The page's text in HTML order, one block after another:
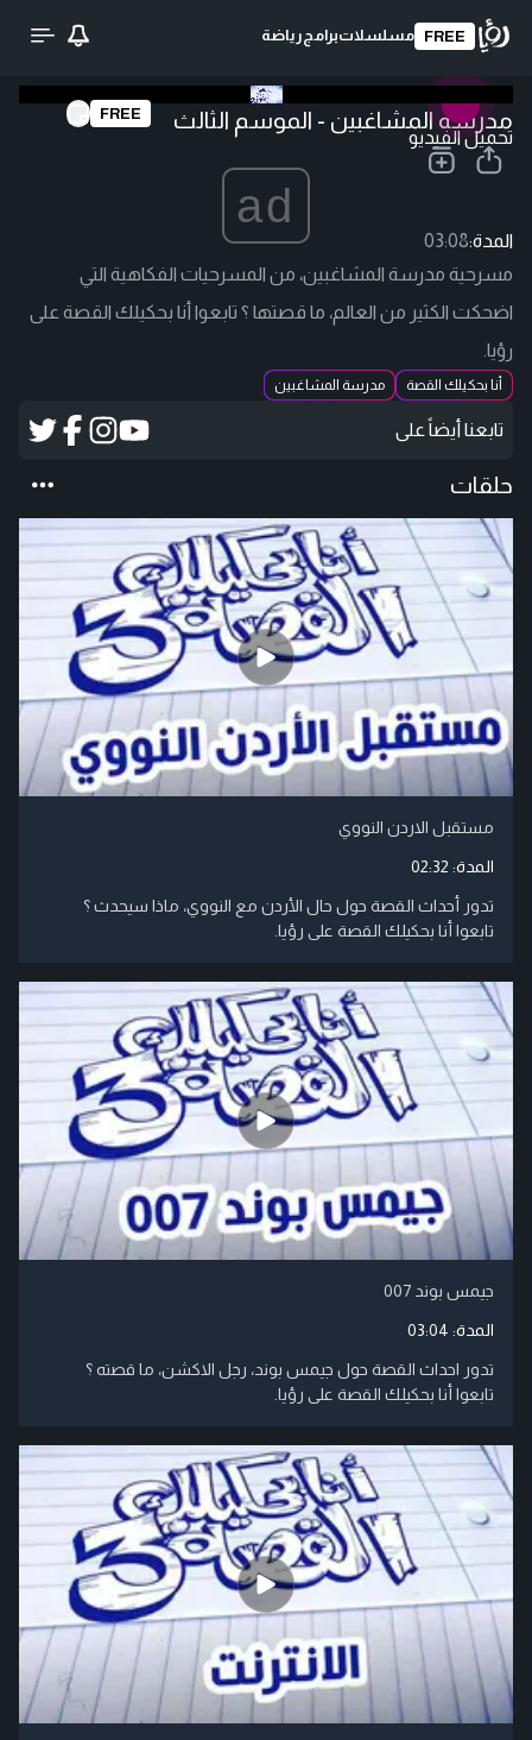
FREE مسلسلاتبرامج رياضة
تحميل الفيديو
FREE مدرسة المشاغبين - الموسم الثالث
ad
المدة:03:08
مسرحية مدرسة المشاغبين، من المسرحيات الفكاهية التي
اضحكت الكثير من العالم، ما قصتها ؟ تابعوا أنا بحكيلك القصة على
رؤيا.
أنا بحكيلك القصة مدرسة المشاغبين
تابعنا أيضاً على
حلقات
مستقبل الاردن النووي
المدة: 02:32
تدور أحداث القصة حول حال الأردن مع النووي، ماذا سيحدث ؟
تابعوا أنا بحكيلك القصة على رؤيا.
جيمس بوند 007
المدة: 03:04
تدور احداث القصة حول جيمس بوند، رجل الاكشن، ما قصته ؟
تابعوا أنا بحكيلك القصة على رؤيا.